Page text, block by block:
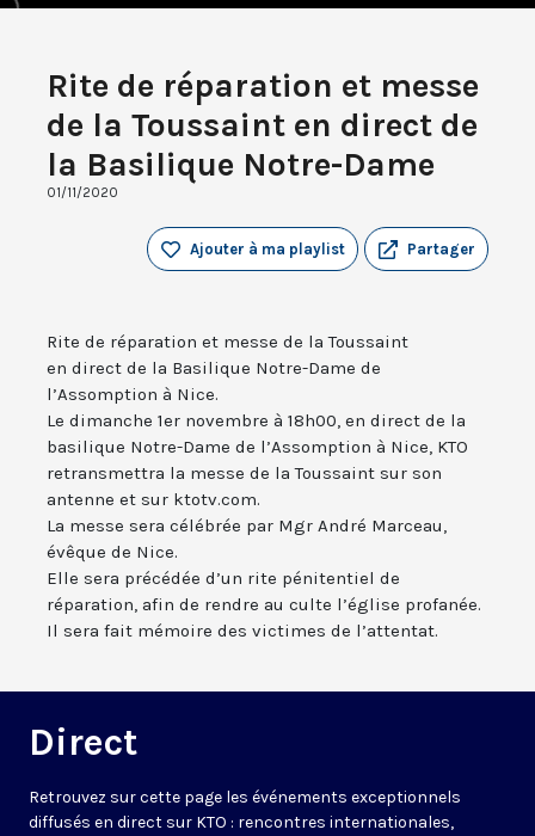
Rite de réparation et messe
de la Toussaint en direct de
la Basilique Notre-Dame
01/11/2020
Partager
Ajouter à ma playlist
Rite de réparation et messe de la Toussaint
en direct de la Basilique Notre-Dame de
l’Assomption à Nice.
Le dimanche 1er novembre à 18h00, en direct de la
basilique Notre-Dame de l’Assomption à Nice, KTO
retransmettra la messe de la Toussaint sur son
antenne et sur ktotv.com.
La messe sera célébrée par Mgr André Marceau,
évêque de Nice.
Elle sera précédée d’un rite pénitentiel de
réparation, afin de rendre au culte l’église profanée.
Il sera fait mémoire des victimes de l’attentat.
Direct
Retrouvez sur cette page les événements exceptionnels
diffusés en direct sur KTO : rencontres internationales,